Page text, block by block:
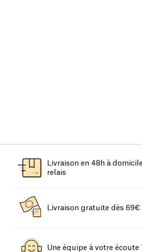
Livraison en 48h à
relais
Livraison gratuite dès 69€
Une équipe à votre